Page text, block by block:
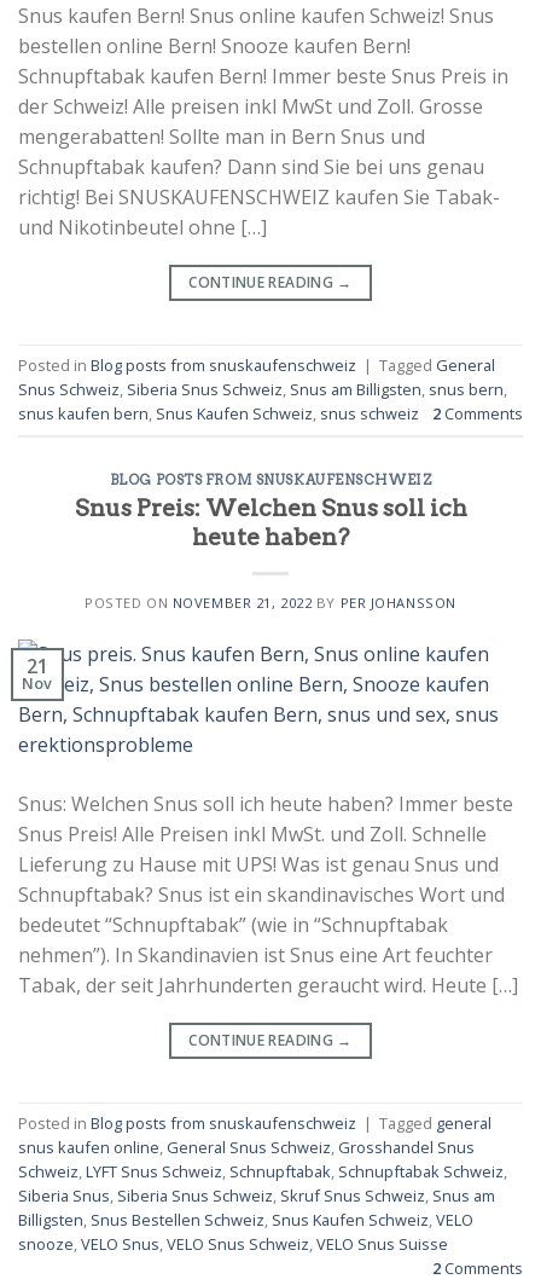
Snus kaufen Bern! Snus online kaufen Schweiz! Snus
bestellen online Bern! Snooze kaufen Bern!
Schnupftabak kaufen Bern! Immer beste Snus Preis in
der Schweiz! Alle preisen inkl MwSt und Zoll. Grosse
mengerabatten! Sollte man in Bern Snus und
Schnupftabak kaufen? Dann sind Sie bei uns genau
richtig! Bei SNUSKAUFENSCHWEIZ kaufen Sie Tabak-
und Nikotinbeutel ohne […]
CONTINUE READING →
Posted in Blog posts from snuskaufenschweiz | Tagged General
Snus Schweiz, Siberia Snus Schweiz, Snus am Billigsten, snus bern,
snus kaufen bern, Snus Kaufen Schweiz, snus schweiz 2 Comments
BLOG POSTS FROM SNUSKAUFENSCHWEIZ
Snus Preis: Welchen Snus soll ich
heute haben?
POSTED ON NOVEMBER 21, 2022 BY PER JOHANSSON
21
Nov
Snus: Welchen Snus soll ich heute haben? Immer beste
Snus Preis! Alle Preisen inkl MwSt. und Zoll. Schnelle
Lieferung zu Hause mit UPS! Was ist genau Snus und
Schnupftabak? Snus ist ein skandinavisches Wort und
bedeutet “Schnupftabak” (wie in “Schnupftabak
nehmen”). In Skandinavien ist Snus eine Art feuchter
Tabak, der seit Jahrhunderten geraucht wird. Heute […]
CONTINUE READING →
Posted in Blog posts from snuskaufenschweiz | Tagged general
snus kaufen online, General Snus Schweiz, Grosshandel Snus
Schweiz,LYFT Snus Schweiz, Schnupftabak, Schnupftabak Schweiz,
Siberia Snus, Siberia Snus Schweiz, Skruf Snus Schweiz, Snus am
Billigsten, Snus Bestellen Schweiz, Snus Kaufen Schweiz,VELO
snooze,VELO Snus,VELO Snus Schweiz,VELO Snus Suisse
2 Comments